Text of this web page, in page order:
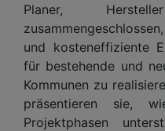
Planer,
und kosteneffiziente
für bestehende und
Kommunen zu
präsentieren sie,
Projektphasen